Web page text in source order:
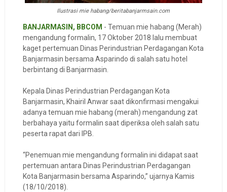
Ilustrasi mie habang/beritabanjarmsain.com
BANJARMASIN, BBCOM - Temuan mie habang (Merah)
mengandung formalin, 17 Oktober 2018 lalu membuat
kaget pertemuan Dinas Perindustrian Perdagangan Kota
Banjarmasin bersama Asparindo di salah satu hotel
berbintang di Banjarmasin.
Kepala Dinas Perindustrian Perdagangan Kota
Banjarmasin, Khairil Anwar saat dikonfirmasi mengakui
adanya temuan mie habang (merah) mengandung zat
berbahaya yaitu formalin saat diperiksa oleh salah satu
peserta rapat dari IPB.
“Penemuan mie mengandung formalin ini didapat saat
pertemuan antara Dinas Perindustrian Perdagangan
Kota Banjarmasin bersama Asparindo,” ujarnya Kamis
(18/10/2018).